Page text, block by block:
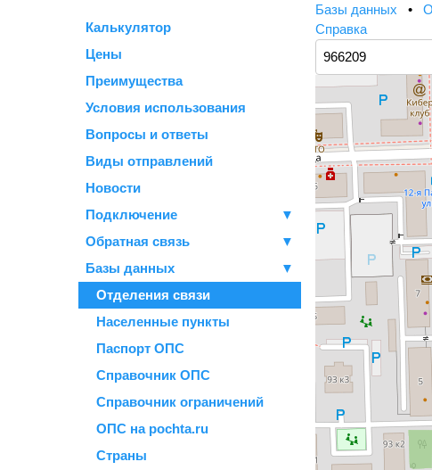
Калькулятор
Цены
Преимущества
Условия использования
Вопросы и ответы
Виды отправлений
Новости
Подключение
▼
Обратная связь
▼
Базы данных
▼
Отделения связи
Населенные пункты
Паспорт ОПС
Справочник ОПС
Справочник ограничений
ОПС на pochta.ru
Страны
Базы данных •
Справка